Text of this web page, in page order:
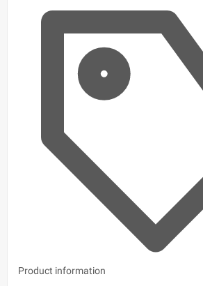
Product information